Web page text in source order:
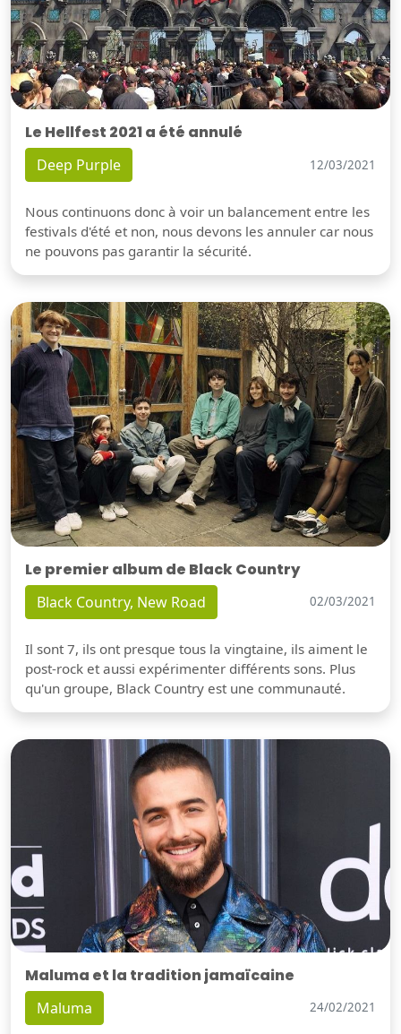
Le Hellfest 2021 a été annulé
Deep Purple 12/03/2021
Nous continuons donc à voir un balancement entre les
festivals d'été et non, nous devons les annuler car nous
ne pouvons pas garantir la sécurité.
Le premier album de Black Country
Black Country, New Road 02/03/2021
Il sont 7, ils ont presque tous la vingtaine, ils aiment le
post-rock et aussi expérimenter différents sons. Plus
qu'un groupe, Black Country est une communauté.
Maluma et la tradition jamaïcaine
Maluma 24/02/2021